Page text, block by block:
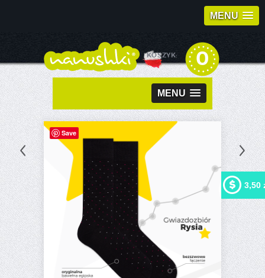
MENU
KOSZYK: 0
MENU
Save
3,50
Kupując ten produkt możesz
otrzymać3,50 złw naszym
programie lojalnościowym.
Twój koszyk wyniesie3,50
zł
, które będzie można
zamienić na kupon
rabatowy.